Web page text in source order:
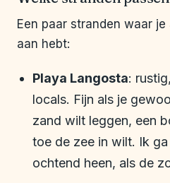
Een paar stranden waar
aan hebt:
Playa Langosta:
locals. Fijn als je
zand wilt leggen, een
toe de zee in wilt. Ik
ochtend heen, als de